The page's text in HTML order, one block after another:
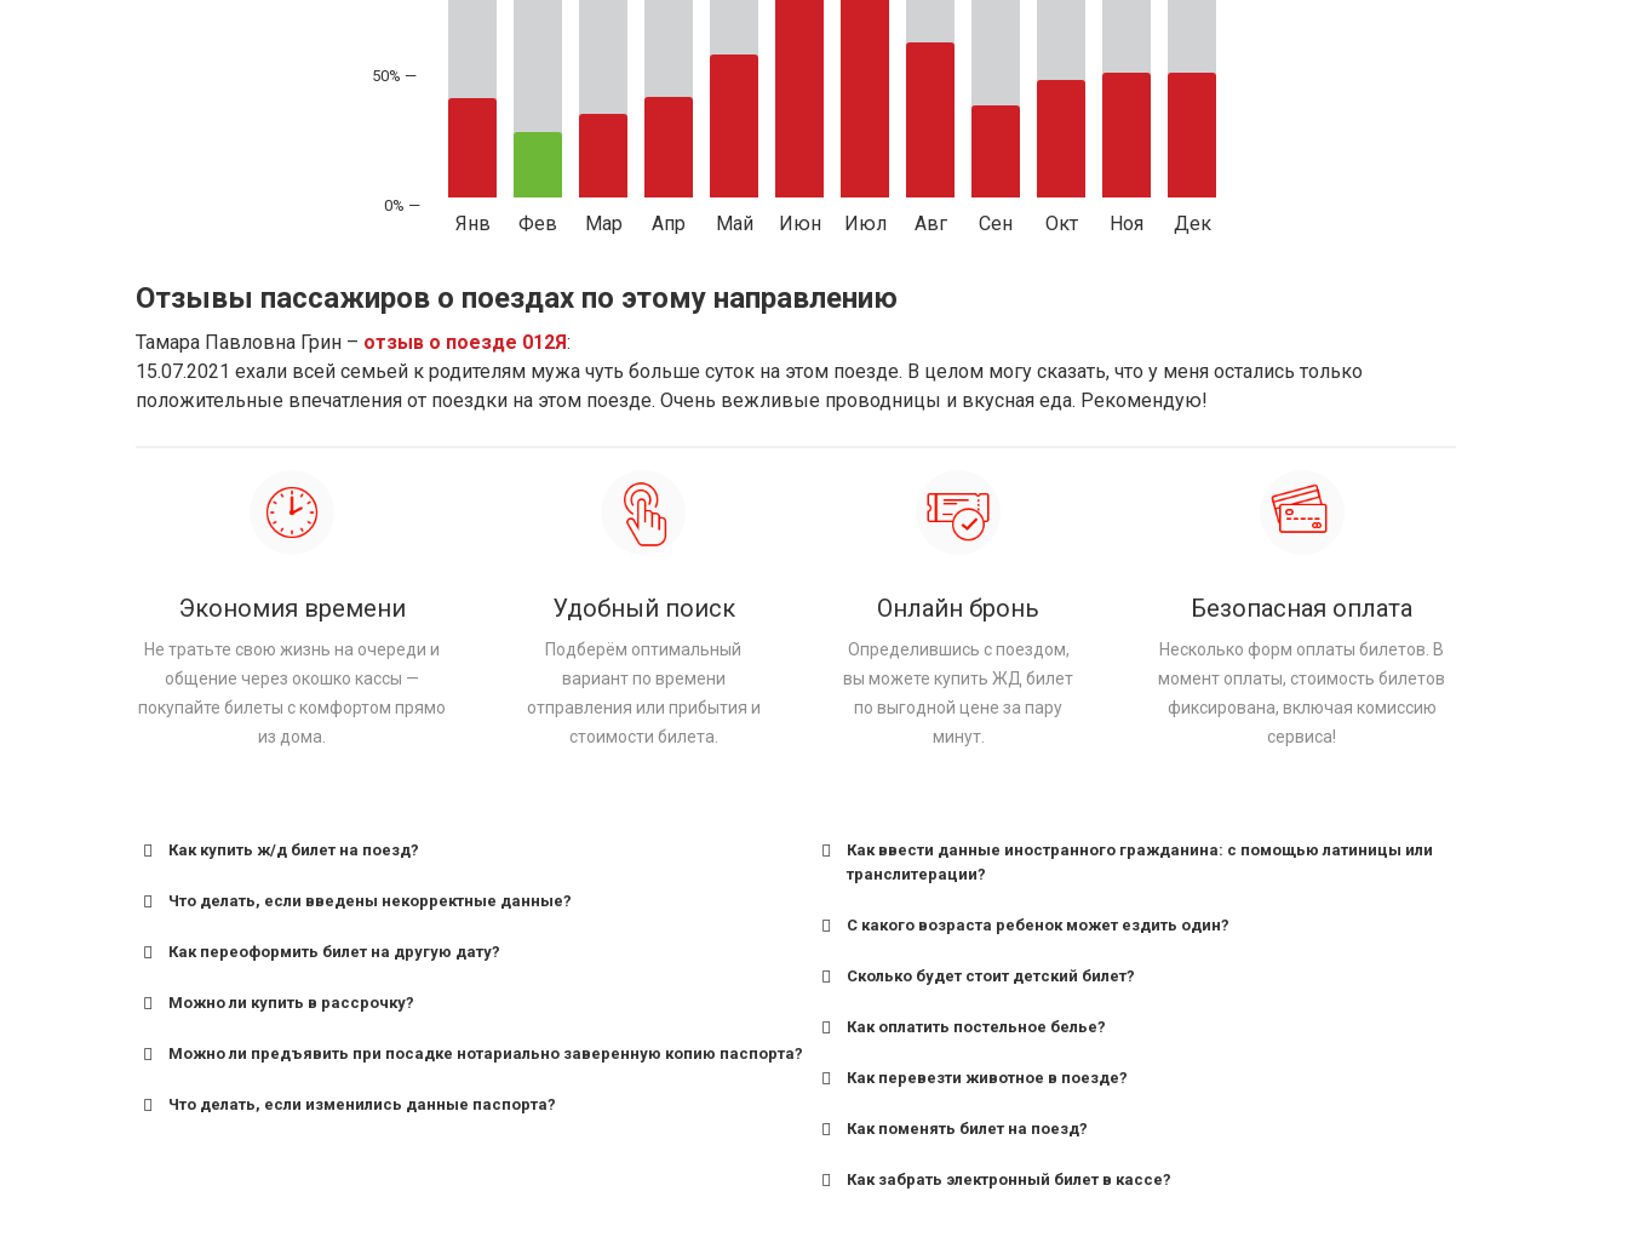
50% —
Янв Фев Мар Апр Май Июн Июл Авг Сен Окт Ноя Дек
Отзывы пассажиров о поездах по этому направлению
Тамара Павловна Грин – отзыв о поезде 012Я:
15.07.2021 ехали всей семьей к родителям мужа чуть больше суток на этом поезде. В целом могу сказать, что у меня остались только
положительные впечатления от поездки на этом поезде. Очень вежливые проводницы и вкусная еда. Рекомендую!
Экономия времени
Не тратьте свою жизнь на очереди и
общение через окошко кассы —
покупайте билеты с комфортом прямо
из дома.
Удобный поиск
Подберём оптимальный
вариант по времени
отправления или прибытия и
стоимости билета.
Онлайн бронь
Определившись с поездом,
вы можете купить ЖД билет
по выгодной цене за пару
минут.
Безопасная оплата
Несколько форм оплаты билетов. В
момент оплаты, стоимость билетов
фиксирована, включая комиссию
сервиса!
Как купить ж/д билет на поезд?
Что делать, если введены некорректные данные?
Как переоформить билет на другую дату?
Можно ли купить в рассрочку?
Можно ли предъявить при посадке нотариально заверенную копию паспорта?
Что делать, если изменились данные паспорта?
Как ввести данные иностранного гражданина: с помощью латиницы или
транслитерации?
С какого возраста ребенок может ездить один?
для поездов дальнего следования — от 10 лет и старше;
Сколько будет стоит детский билет?
Как оплатить постельное белье?
Как перевезти животное в поезде?
Как поменять билет на поезд?
Как забрать электронный билет в кассе?